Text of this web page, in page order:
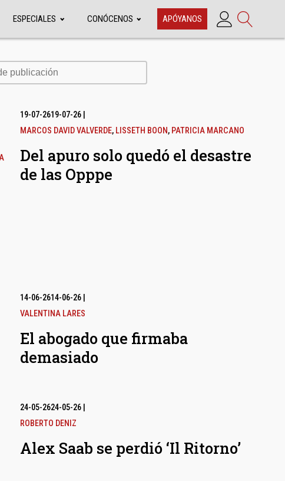
ESPECIALES CONÓCENOS APÓYANOS
19-07-2619-07-26|
MARCOS DAVID VALVERDE, LISSETH BOON, PATRICIA MARCANO
Del apuro solo quedó el desastre
de las Opppe
14-06-2614-06-26|
VALENTINA LARES
El abogado que firmaba
demasiado
24-05-2624-05-26|
ROBERTO DENIZ
Alex Saab se perdió ‘Il Ritorno’